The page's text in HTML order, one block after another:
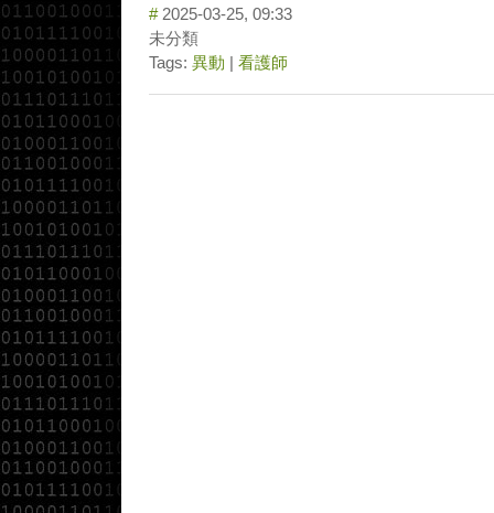
# 2025-03-25, 09:33
未分類
Tags: 異動 | 看護師